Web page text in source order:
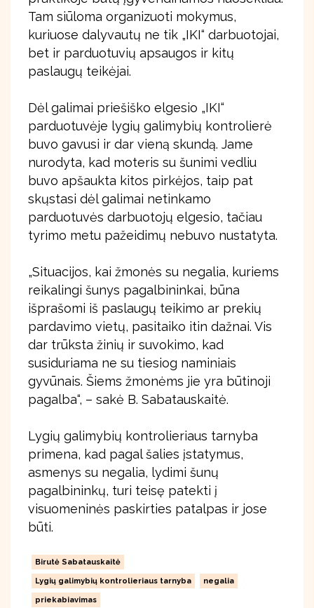
Tam siūloma organizuoti mokymus,
kuriuose dalyvautų ne tik „IKI“ darbuotojai,
bet ir parduotuvių apsaugos ir kitų
paslaugų teikėjai.
Dėl galimai priešiško elgesio „IKI“
parduotuvėje lygių galimybių kontrolierė
buvo gavusi ir dar vieną skundą. Jame
nurodyta, kad moteris su šunimi vedliu
buvo apšaukta kitos pirkėjos, taip pat
skųstasi dėl galimai netinkamo
parduotuvės darbuotojų elgesio, tačiau
tyrimo metu pažeidimų nebuvo nustatyta.
„Situacijos, kai žmonės su negalia, kuriems
reikalingi šunys pagalbininkai, būna
išprašomi iš paslaugų teikimo ar prekių
pardavimo vietų, pasitaiko itin dažnai. Vis
dar trūksta žinių ir suvokimo, kad
susiduriama ne su tiesiog naminiais
gyvūnais. Šiems žmonėms jie yra būtinoji
pagalba“, – sakė B. Sabatauskaitė.
Lygių galimybių kontrolieriaus tarnyba
primena, kad pagal šalies įstatymus,
asmenys su negalia, lydimi šunų
pagalbininkų, turi teisę patekti į
visuomeninės paskirties patalpas ir jose
būti.
Birutė Sabatauskaitė
Lygių galimybių kontrolieriaus tarnyba negalia
priekabiavimas